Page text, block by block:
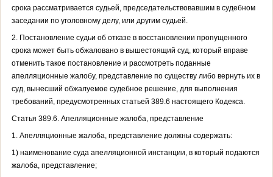
срока рассматривается судьей, председательствовавшим в судебном
заседании по уголовному делу, или другим судьей.
2. Постановление судьи об отказе в восстановлении пропущенного
срока может быть обжаловано в вышестоящий суд, который вправе
отменить такое постановление и рассмотреть поданные
апелляционные жалобу, представление по существу либо вернуть их в
суд, вынесший обжалуемое судебное решение, для выполнения
требований, предусмотренных статьей 389.6 настоящего Кодекса.
Статья 389.6. Апелляционные жалоба, представление
1. Апелляционные жалоба, представление должны содержать:
1) наименование суда апелляционной инстанции, в который подаются
жалоба, представление;